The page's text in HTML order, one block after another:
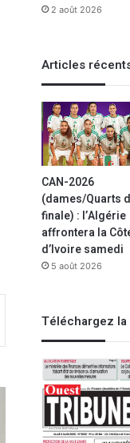
2 août 2026
Articles
CAN-2026
(dames/Quarts
finale) : l’Algérie
affrontera la
d’Ivoire samedi
5 août 2026
Téléchargez